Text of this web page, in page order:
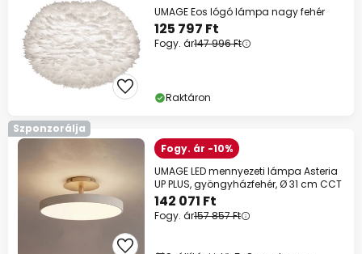
UMAGE Eos lógó lámpa nagy fehér
125 797 Ft
Fogy. ár147 996 Ft
Raktáron
Szponzorálja
Fogy. ár -10%
UMAGE LED mennyezeti lámpa Asteria
UP PLUS, gyöngyházfehér, Ø 31 cm CCT
142 071 Ft
Fogy. ár157 857 Ft